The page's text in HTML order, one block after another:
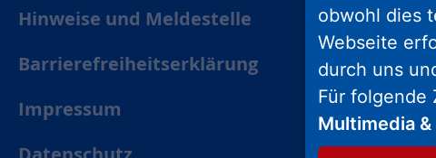
Hinweise und Meldestelle
Barrierefreiheitserklärung
Impressum
obwohl dies
Webseite
durch uns
Für folgende
Multimedia